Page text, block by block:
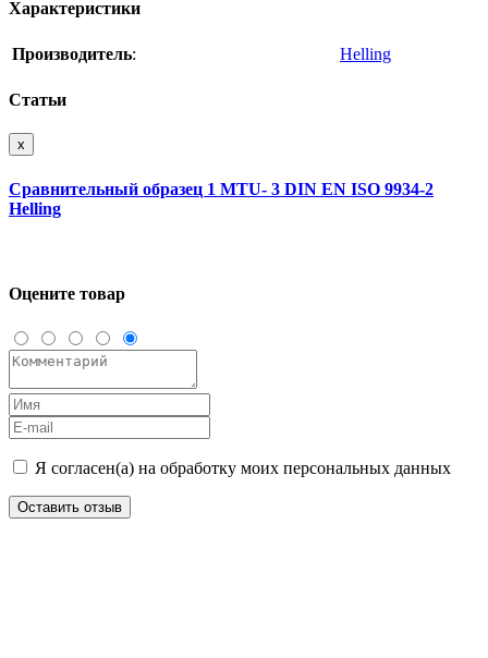
Характеристики
Производитель: Helling
Статьи
x
Сравнительный образец 1 MTU- 3 DIN EN ISO 9934-2
Helling
Оцените товар
Я согласен(а) на обработку моих персональных данных
Оставить отзыв